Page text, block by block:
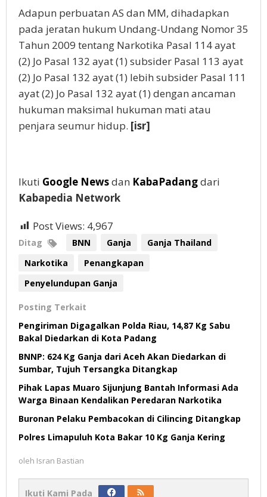
Adapun perbuatan AS dan MM, dihadapkan
pada jeratan hukum Undang-Undang Nomor 35
Tahun 2009 tentang Narkotika Pasal 114 ayat
(2) Jo Pasal 132 ayat (1) subsider Pasal 113 ayat
(2) Jo Pasal 132 ayat (1) lebih subsider Pasal 111
ayat (2) Jo Pasal 132 ayat (1) dengan ancaman
hukuman maksimal hukuman mati atau
penjara seumur hidup. [isr]
Ikuti Google Newsdan KabaPadangdari
Kabapedia Network
Post Views: 4,967
Ditag BNN Ganja
Ganja Thailand
Narkotika
Penangkapan
Penyelundupan Ganja
Posting Terkait
Pengiriman Digagalkan Polda Riau, 14,87 Kg Sabu
Bakal Diedarkan di Kota Padang
BNNP: 624 Kg Ganja dari Aceh Akan Diedarkan di
Sumbar, Tujuh Tersangka Ditangkap
Pihak Lapas Muaro Sijunjung Bantah Informasi Ada
Warga Binaan Kendalikan Peredaran Narkotika
Buronan Pelaku Pembacokan di Cilincing Ditangkap
Polres Limapuluh Kota Bakar 10 Kg Ganja Kering
oleh Isran Bastian
Ikuti Kami Pada